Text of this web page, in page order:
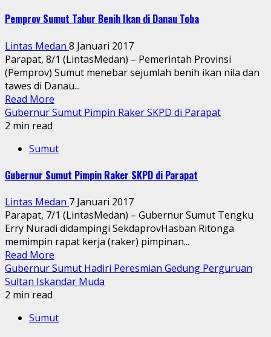
Pemprov Sumut Tabur Benih Ikan di Danau Toba
Lintas Medan 8 Januari 2017
Parapat, 8/1 (LintasMedan) – Pemerintah Provinsi
(Pemprov) Sumut menebar sejumlah benih ikan nila dan
tawes di Danau...
Read More
Gubernur Sumut Pimpin Raker SKPD di Parapat
2 min read
Sumut
Gubernur Sumut Pimpin Raker SKPD di Parapat
Lintas Medan 7 Januari 2017
Parapat, 7/1 (LintasMedan) – Gubernur Sumut Tengku
Erry Nuradi didampingi SekdaprovHasban Ritonga
memimpin rapat kerja (raker) pimpinan...
Read More
Gubernur Sumut Hadiri Peresmian Gedung Perguruan
Sultan Iskandar Muda
2 min read
Sumut